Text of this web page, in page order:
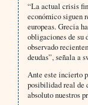
“La actual crisis
económico siguen
europeas. Grecia
obligaciones de su
observado
deudas”, señala a
Ante este incierto
posibilidad real de
absoluto nuestros